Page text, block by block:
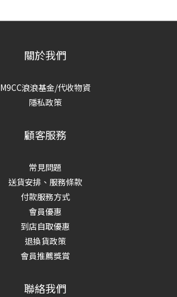
關於我們
M9CC浪浪基金/代收物資
隱私政策
顧客服務
常見問題
送貨安排、服務條款
付款服務方式
會員優惠
到店自取優惠
退換貨政策
會員推薦獎賞
聯絡我們